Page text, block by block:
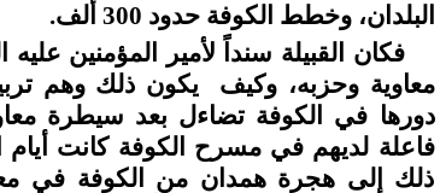
البلدان، وخطط الكوفة حدود 300 ألف.
فكان القبيلة سنداً لأمير المؤمنين
معاوية وحزبه، وكيف يكون ذلك وهم
دورها في الكوفة تضاءل بعد سيطرة
فاعلة لديهم في مسرح الكوفة كانت
ذلك إلى هجرة همدان من الكوفة في